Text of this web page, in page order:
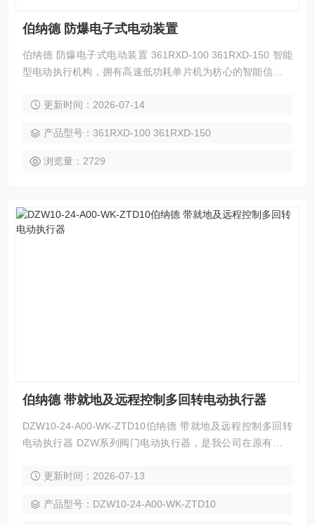
伯纳德 防爆电子式电动装置
伯纳德 防爆电子式电动装置 361RXD-100 361RXD-150 智能
型电动执行机构，拥有高速低功耗单片机为枋心的智能信号采
更新时间：2026-07-14
产品型号：361RXD-100 361RXD-150
浏览量：2729
伯纳德 带就地及远程控制多回转电动执行器
DZW10-24-A00-WK-ZTD10伯纳德 带就地及远程控制多回转
电动执行器 DZW系列阀门电动执行器，是我公司在原有成熟
的新一代产品，具有结构紧凑，体积小，外形.美观，性能稳定
整体开关型、整体调节型。
更新时间：2026-07-13
产品型号：DZW10-24-A00-WK-ZTD10